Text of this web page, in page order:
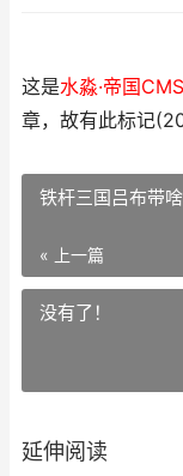
这是水淼·帝国
章，故有此标记
铁杆三国吕布带
« 上一篇
没有了！
延伸阅读